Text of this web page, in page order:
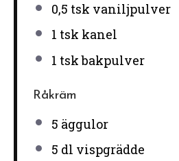
0,5 tsk vaniljpulver
1 tsk kanel
1 tsk bakpulver
Råkräm
5 äggulor
5 dl vispgrädde